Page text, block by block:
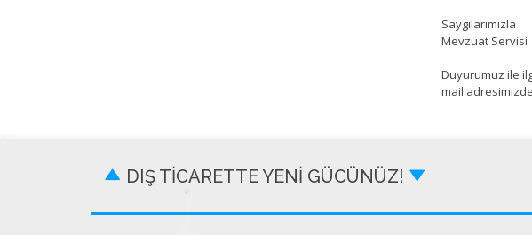
Saygılarımızla
Mevzuat Servisi
Duyurumuz ile
mail
DIŞ TİCARETTE YENİ GÜCÜNÜZ!